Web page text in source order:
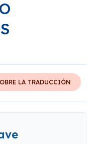
LA TRADUCCIÓN